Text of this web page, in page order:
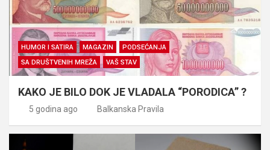
HUMOR I SATIRA MAGAZIN
PODSEĆANJA
SA DRUŠTVENIH MREŽA
VAŠ STAV
KAKO JE BILO DOK JE VLADALA “PORODICA” ?
5 godina ago Balkanska Pravila